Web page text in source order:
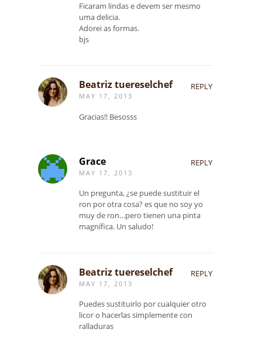
Ficaram lindas e devem ser mesmo
uma delicia.
Adorei as formas.
bjs
Beatriz tuereselchef
MAY 17, 2013
REPLY
Gracias!! Besosss
Grace
MAY 17, 2013
REPLY
Un pregunta, ¿se puede sustituir el
ron por otra cosa? es que no soy yo
muy de ron…pero tienen una pinta
magnífica. Un saludo!
Beatriz tuereselchef
MAY 17, 2013
REPLY
Puedes sustituirlo por cualquier otro
licor o hacerlas simplemente con
ralladuras